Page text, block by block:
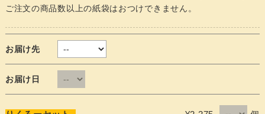
ご注文の商品数以上の紙袋はおつけできません。
お届け先
お届け日